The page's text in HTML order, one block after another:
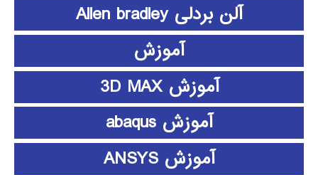
آلن بردلی Allen bradley
آموزش
آموزش 3D MAX
آموزش abaqus
آموزش ANSYS